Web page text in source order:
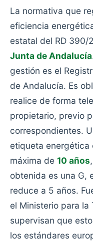
La normativa que
eficiencia
estatal del RD 390/
Junta de Andalucía
gestión es el
de Andalucía. Es
realice de forma
propietario, previo
correspondientes.
etiqueta energética
máxima de 10 años
obtenida es una G,
reduce a 5 años.
el Ministerio para la
supervisan que
los estándares